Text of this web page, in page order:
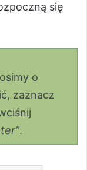
się
o
zaznacz
.